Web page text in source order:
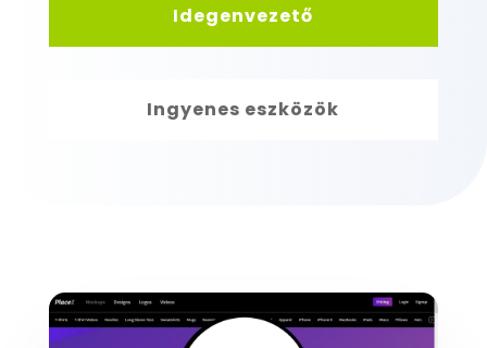
Idegenvezető
Ingyenes eszközök